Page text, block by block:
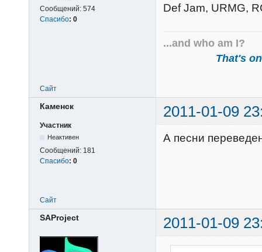
Сообщений: 574
Спасибо: 0
Def Jam, URMG,
...and who am I?
That's
Сайт
Каменск 2011-01-09
Участник
Неактивен
Сообщений: 181
Спасибо: 0
А песни
Сайт
SAProject 2011-01-09